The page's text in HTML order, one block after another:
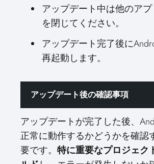
アップデート中は他のア
を閉じてください。
アップデート完了後に
再起動します。
アップデート後の確認事項
アップデートが完了した後、
正常に動作するかどうかを確認
要です。 特に重要なプロジェク